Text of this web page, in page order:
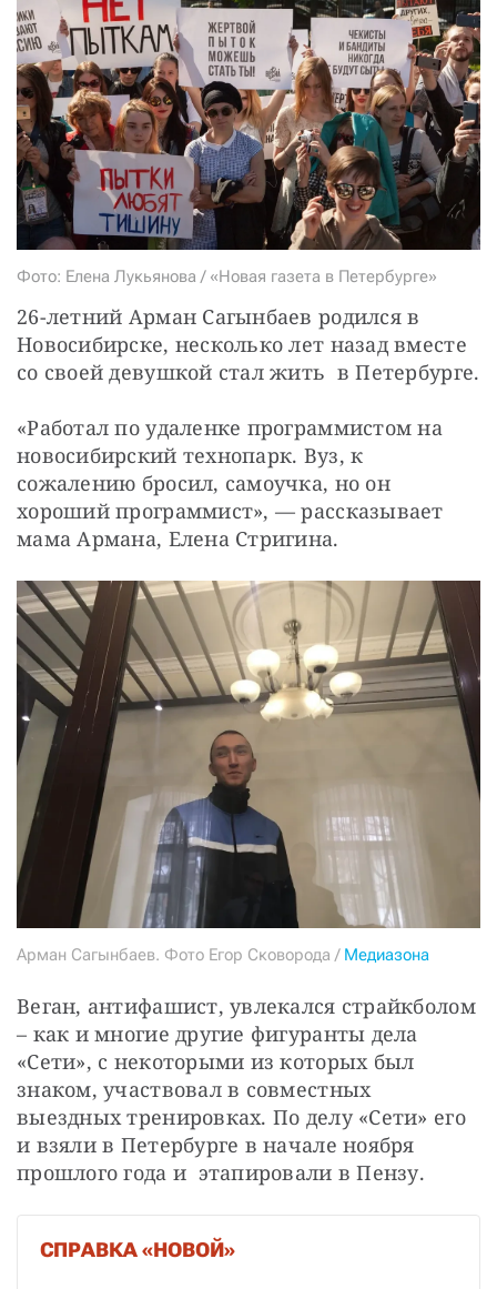
Фото: Елена Лукьянова / «Новая газета в Петербурге»
26-летний Арман Сагынбаев родился в
Новосибирске, несколько лет назад вместе
со своей девушкой стал жить  в Петербурге.
«Работал по удаленке программистом на
новосибирский технопарк. Вуз, к
сожалению бросил, самоучка, но он
хороший программист», — рассказывает
мама Армана, Елена Стригина.
Арман Сагынбаев. Фото Егор Сковорода / Медиазона
Веган, антифашист, увлекался страйкболом
– как и многие другие фигуранты дела
«Сети», с некоторыми из которых был
знаком, участвовал в совместных
выездных тренировках. По делу «Сети» его
и взяли в Петербурге в начале ноября
прошлого года и  этапировали в Пензу.
СПРАВКА «НОВОЙ»
СТАТЬ СОУЧАСТНИКОМ
ПОДЕЛИТЬСЯ С ДРУЗЬЯМИ
Если у вас есть вопросы, пишите donate@novayagazeta.ruили
звоните:
+7 (929) 612-03-68